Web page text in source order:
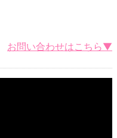
お問い合わせはこちら▼